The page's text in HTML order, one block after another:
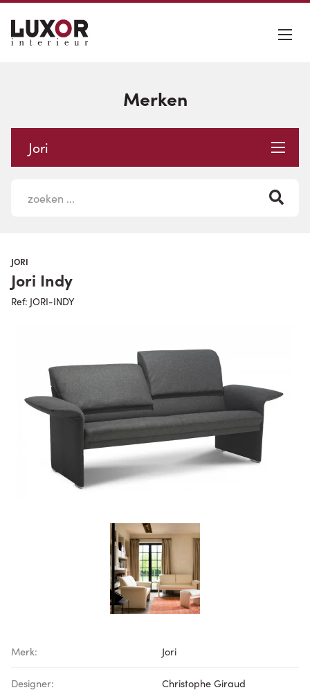
Merken
Jori
JORI
Jori Indy
Ref: JORI-INDY
Merk: Jori
Designer: Christophe Giraud